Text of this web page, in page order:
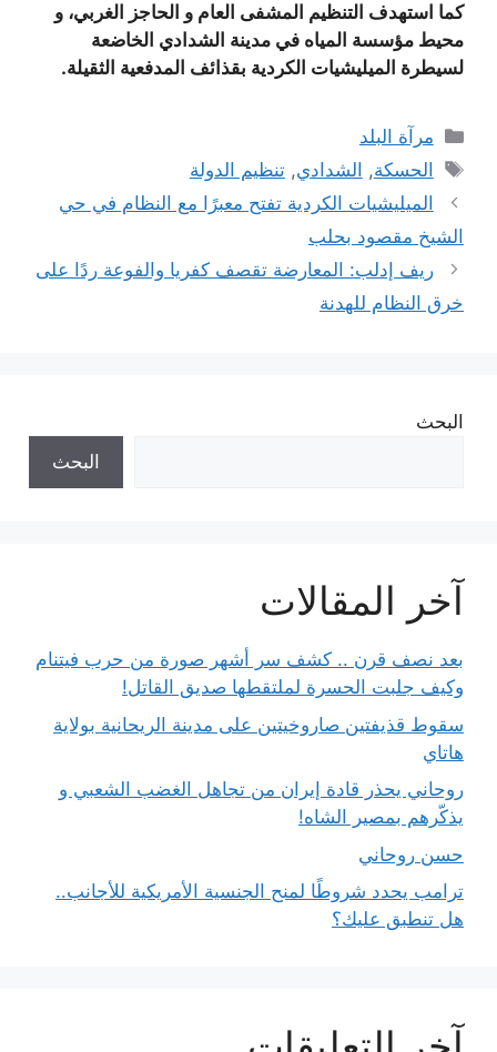
كما استهدف التنظيم المشفى العام و الحاجز الغربي، و
محيط مؤسسة المياه في مدينة الشدادي الخاضعة
لسيطرة الميليشيات الكردية بقذائف المدفعية الثقيلة.
التصنيفات
مرآة البلد
الوسوم
الحسكة, الشدادي,تنظيم الدولة
الميليشيات الكردية تفتح معبرًا مع النظام في حي
الشيخ مقصود بحلب
ريف إدلب: المعارضة تقصف كفريا والفوعة ردًا على
خرق النظام للهدنة
البحث
البحث
آخر المقالات
بعد نصف قرن .. كشف سر أشهر صورة من حرب فيتنام
وكيف جلبت الحسرة لملتقطها صديق القاتل!
سقوط قذيفتين صاروخيتين على مدينة الريحانية بولاية
هاتاي
روحاني يحذر قادة إيران من تجاهل الغضب الشعبي و
يذكّرهم بمصير الشاه!
حسن روحاني
ترامب يحدد شروطًا لمنح الجنسية الأمريكية للأجانب..
هل تنطبق عليك؟